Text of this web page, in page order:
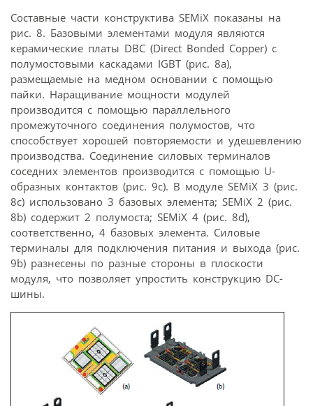
Составные части конструктива SEMiX показаны на
рис. 8. Базовыми элементами модуля являются
керамические платы DBC (Direct Bonded Copper) с
полумостовыми каскадами IGBT (рис. 8а),
размещаемые на медном основании с помощью
пайки. Наращивание мощности модулей
производится с помощью параллельного
промежуточного соединения полумостов, что
способствует хорошей повторяемости и удешевлению
производства. Соединение силовых терминалов
соседних элементов производится с помощью U-
образных контактов (рис. 9c). В модуле SEMiX 3 (рис.
8с) использовано 3 базовых элемента; SEMiX 2 (рис.
8b) содержит 2 полумоста; SEMiX 4 (рис. 8d),
соответственно, 4 базовых элемента. Силовые
терминалы для подключения питания и выхода (рис.
9b) разнесены по разные стороны в плоскости
модуля, что позволяет упростить конструкцию DC-
шины.